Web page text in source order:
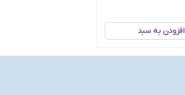
افزودن به سبد